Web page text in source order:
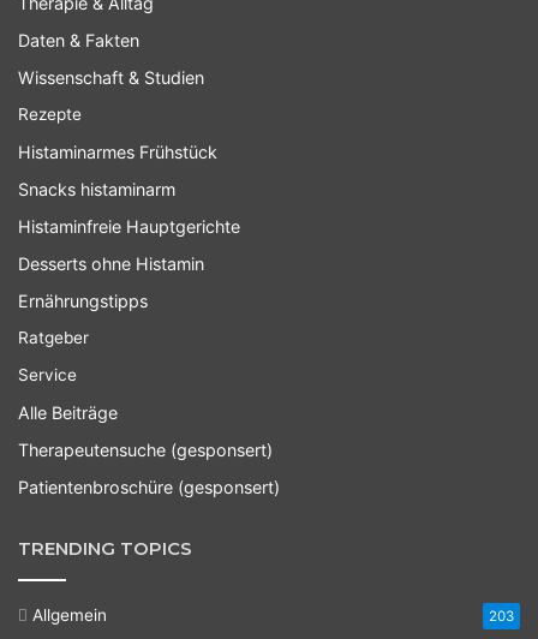
Daten & Fakten
Wissenschaft & Studien
Rezepte
Histaminarmes Frühstück
Snacks histaminarm
Histaminfreie Hauptgerichte
Desserts ohne Histamin
Ernährungstipps
Ratgeber
Service
Alle Beiträge
Therapeutensuche (gesponsert)
Patientenbroschüre (gesponsert)
TRENDING TOPICS
Allgemein 203